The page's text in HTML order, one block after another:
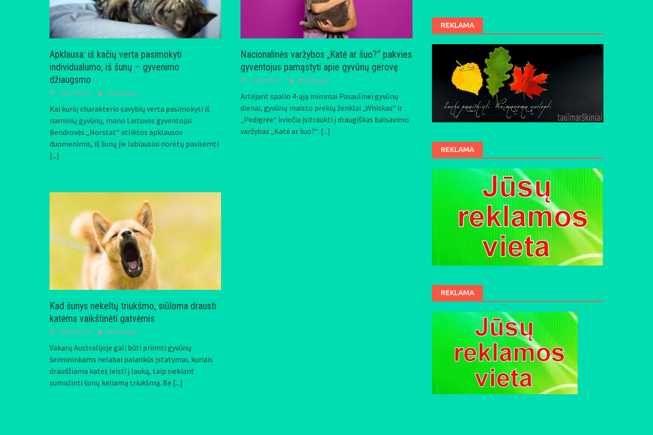
Apklausa: iš kačių verta pasimokyti
individualumo, iš šunų – gyvenimo
džiaugsmo
2020-09-16 Mindaugas
Kai kurių charakterio savybių verta pasimokyti iš
naminių gyvūnų, mano Lietuvos gyventojai.
Bendrovės „Norstat“ atliktos apklausos
duomenimis, iš šunų jie labiausiai norėtų pasisemti
[...]
Nacionalinės varžybos „Katė ar šuo?“ pakvies
gyventojus pamąstyti apie gyvūnų gerovę
2020-09-03 Mindaugas
Artėjant spalio 4-ąją minimai Pasaulinei gyvūnų
dienai, gyvūnų maisto prekių ženklai „Whiskas“ ir
„Pedigree“ kviečia įsitraukti į draugiškas balsavimo
varžybas „Katė ar šuo?“. [...]
Kad šunys nekeltų triukšmo, siūloma drausti
katėms vaikštinėti gatvėmis
2019-05-23 Mindaugas
Vakarų Australijoje gali būti priimti gyvūnų
šeimininkams nelabai palankūs įstatymai, kuriais
draudžiama kates leisti į lauką, taip siekiant
sumažinti šunų keliamą triukšmą. Be [...]
REKLAMA
REKLAMA
REKLAMA